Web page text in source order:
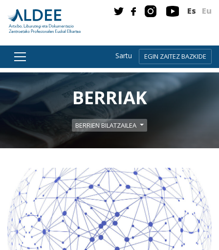
Zuzenean edukira joan
Es Eu
Sartu EGIN ZAITEZ BAZKIDE
BERRIAK
BERRIEN BILATZAILEA
Gehiago irakurri: “Informazio artxibistikoaren